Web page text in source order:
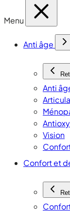
Menu
Anti âge
Anti
Vision
Confort et